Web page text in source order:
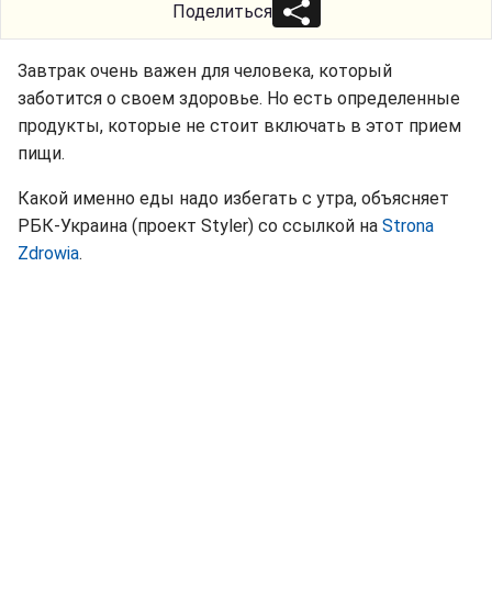
Поделиться
Завтрак очень важен для человека, который
заботится о своем здоровье. Но есть определенные
продукты, которые не стоит включать в этот прием
пищи.
Какой именно еды надо избегать с утра, объясняет
РБК-Украина (проект Styler) со ссылкой на Strona
Zdrowia.